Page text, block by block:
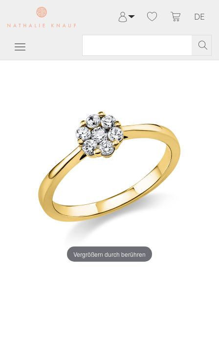
Meine Bestellungen
DE
Vergrößern durch berühren